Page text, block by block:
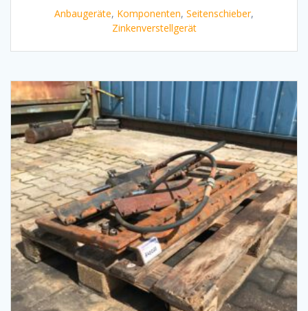
Anbaugeräte, Komponenten, Seitenschieber,
Zinkenverstellgerät